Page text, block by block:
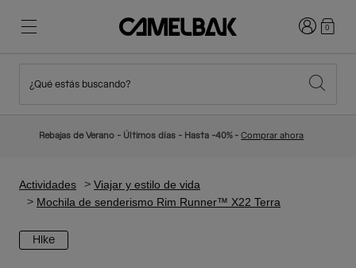
Novedades
Mochilas Hidratación
Senderismo
Adiós a los desechables
Iniciar0
¿Qué estás buscando?
Rebajas de Verano - Últimos días - Hasta -40% -Comprar ahora
Actividades
Viajar y estilo de vida
Mochila de senderismo Rim Runner™ X22 Terra
Hike